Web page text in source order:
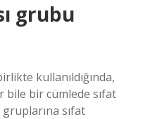
grubu
kullanıldığında,
bile bir cümlede sıfat
sıfat